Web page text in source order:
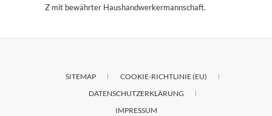
Z mit bewährter Haushandwerkermannschaft.
SITEMAP
COOKIE-RICHTLINIE (EU)
DATENSCHUTZERKLÄRUNG
IMPRESSUM